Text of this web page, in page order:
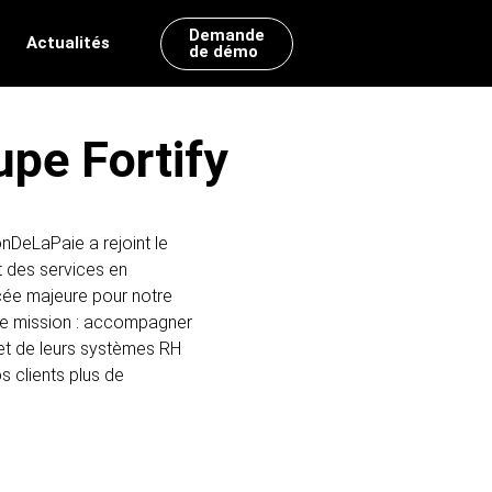
RH
outils de Reporting RH
Silae BI
Exploitez les données de Silae
Paie
MyReport
La solution dédiée aux PME
Actualités
Demande
de démo
Fortify
a rejoint le
des services en
majeure pour notre
mission : accompagner
de leurs systèmes RH
clients plus de